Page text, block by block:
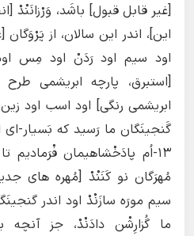
[غیر قابل قبول] باشَد، وَرْزانَنْدْ
این]، اندر این سالان، از
اود سیم اود رَدَنْ اود مِس
[استبرق، پارچه ابریشمی
ابریشمی رنگی] اود اسب اود
گَنجینَگان ما رَسید که بَسیار-ای
۱۳-اُم پادَخْشاهیمان
مُهرَگان نو کَنَنْدْ [مُهره های
سیم مورَه سازَنْدْ اود اندر
ما گُزارِشْن دادَنْدْ، جز آنچه